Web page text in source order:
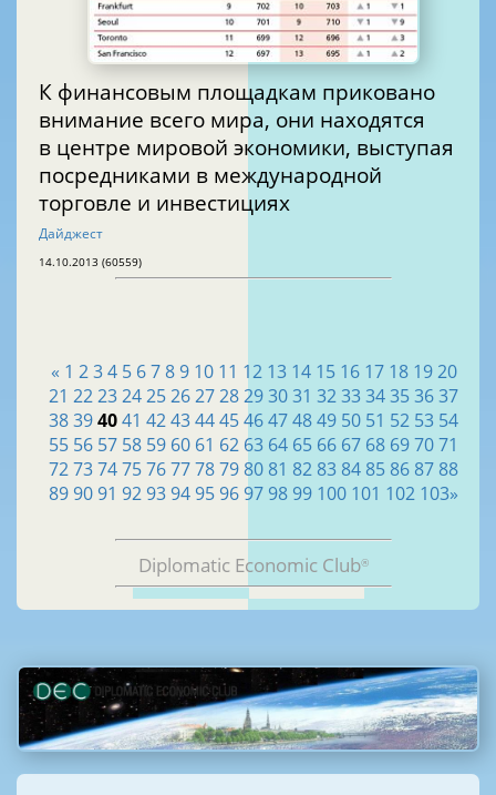
К финансовым площадкам приковано
внимание всего мира, они находятся
в центре мировой экономики, выступая
посредниками в международной
торговле и инвестициях
Дайджест
14.10.2013 (60559)
« 1 2 3 4 5 6 7 8 9 10 11 12 13 14 15 16 17 18 19 20
21 22232425262728293031 323334353637
38394041 4243444546474849 50 51 52 53 54
55 56 57 58 59 60 61 62 63 64 65 66 67 68 697071
727374757677787980 81 82 83 84 85 86 87 88
899091 929394959697 98 99 100 101 102 103»
Diplomatic Economic Club®